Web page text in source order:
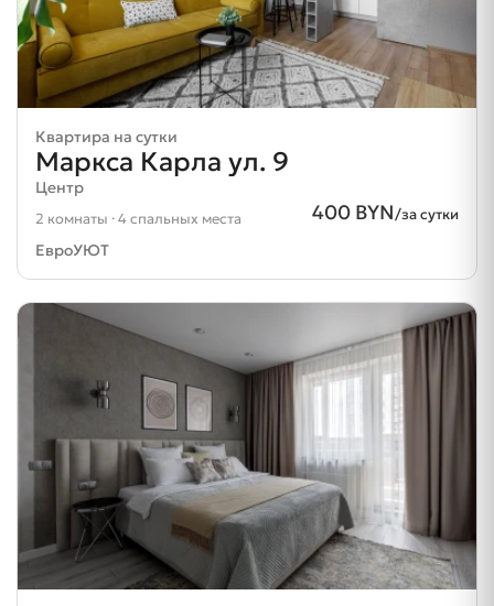
Квартира на сутки
Маркса Карла ул. 9
Центр
400 BYN/за сутки
2 комнаты · 4 спальных места
ЕвроУЮТ